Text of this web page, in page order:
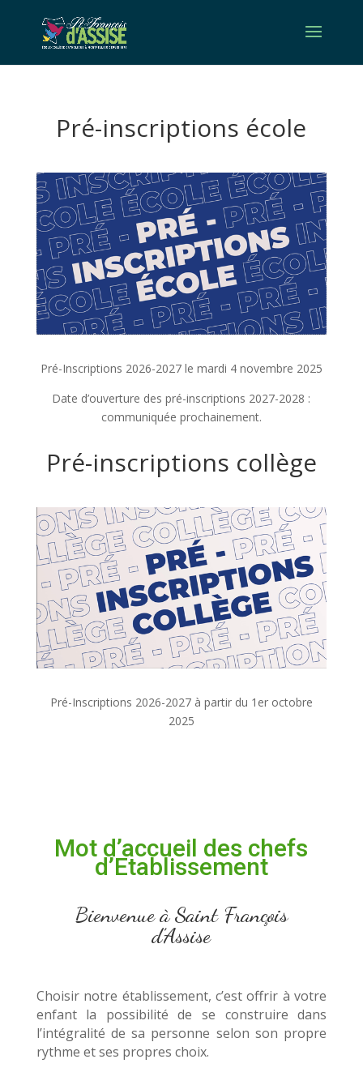
Pré-inscriptions école
Pré-Inscriptions 2026-2027 le mardi 4 novembre 2025
Date d’ouverture des pré-inscriptions 2027-2028 :
communiquée prochainement.
Pré-inscriptions collège
Pré-Inscriptions 2026-2027 à partir du 1er octobre
2025
Mot d’accueil des chefs
d’Etablissement
Bienvenue à Saint François
d’Assise
Choisir notre établissement, c’est offrir à votre
enfant la possibilité de se construire dans
l’intégralité de sa personne selon son propre
rythme et ses propres choix.